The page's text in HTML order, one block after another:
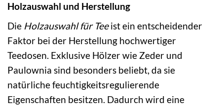
Holzauswahl und Herstellung
Die Holzauswahl für Teeist ein entscheidender
Faktor bei der Herstellung hochwertiger
Teedosen. Exklusive Hölzer wie Zeder und
Paulownia sind besonders beliebt, da sie
natürliche feuchtigkeitsregulierende
Eigenschaften besitzen. Dadurch wird eine